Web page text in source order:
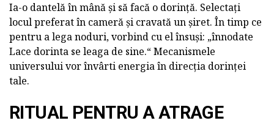
Ia-o dantelă în mână și să facă o dorință. Selectați
locul preferat în cameră și cravată un șiret. În timp ce
pentru a lega noduri, vorbind cu el însuși: „înnodate
Lace dorinta se leaga de sine.“ Mecanismele
universului vor învârti energia în direcția dorinței
tale.
RITUAL PENTRU A ATRAGE